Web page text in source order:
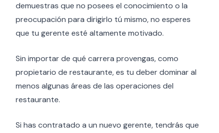
demuestras que no posees el conocimiento o la
preocupación para dirigirlo tú mismo, no esperes
que tu gerente esté altamente motivado.
Sin importar de qué carrera provengas, como
propietario de restaurante, es tu deber dominar al
menos algunas áreas de las operaciones del
restaurante.
Si has contratado a un nuevo gerente, tendrás que